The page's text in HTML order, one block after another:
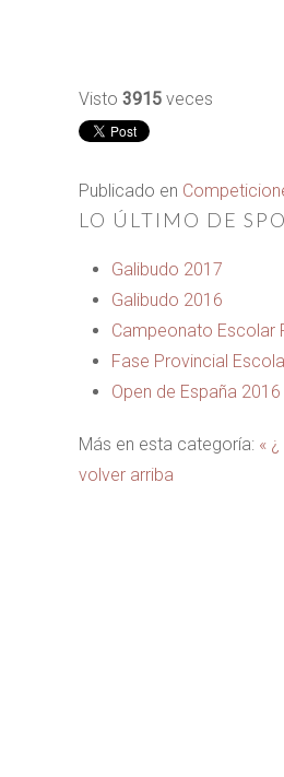
Visto 3915 veces
Publicado en
LO ÚLTIMO DE
Galibudo 2017
Galibudo 2016
Campeonato Escolar
Fase Provincial
Open de España 2016
Más en esta categoría: «
volver arriba